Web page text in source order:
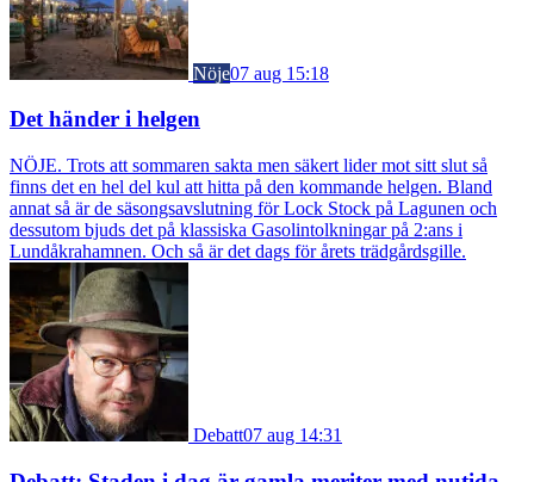
Nöje07 aug 15:18
Det händer i helgen
NÖJE. Trots att sommaren sakta men säkert lider mot sitt slut så
finns det en hel del kul att hitta på den kommande helgen. Bland
annat så är de säsongsavslutning för Lock Stock på Lagunen och
dessutom bjuds det på klassiska Gasolintolkningar på 2:ans i
Lundåkrahamnen. Och så är det dags för årets trädgårdsgille.
Debatt07 aug 14:31